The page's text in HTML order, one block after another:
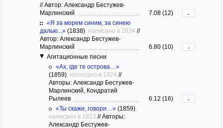
//Автор: Александр Бестужев-
Марлинский
7.08 (12)
-
«Я за морем синим, за синею
далью...» (1838) , написано в 1834 //
Автор: Александр Бестужев-
Марлинский
6.80 (10)
-
Агитационные песни
«Ах, где те острова…»
(1859) , написано в 1824 //
Авторы: Александр Бестужев-
Марлинский, Кондратий
Рылеев
6.12 (16)
-
«Ты скажи, говори…» (1859)
написано в 1823 //Авторы:
Александр Бестужев-